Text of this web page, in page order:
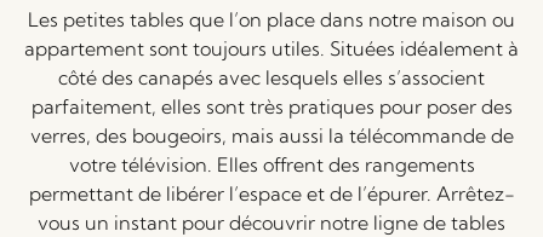
Les petites tables que l’on place dans notre maison ou
appartement sont toujours utiles. Situées idéalement à
côté des canapés avec lesquels elles s’associent
parfaitement, elles sont très pratiques pour poser des
verres, des bougeoirs, mais aussi la télécommande de
votre télévision. Elles offrent des rangements
permettant de libérer l’espace et de l’épurer. Arrêtez-
vous un instant pour découvrir notre ligne de tables